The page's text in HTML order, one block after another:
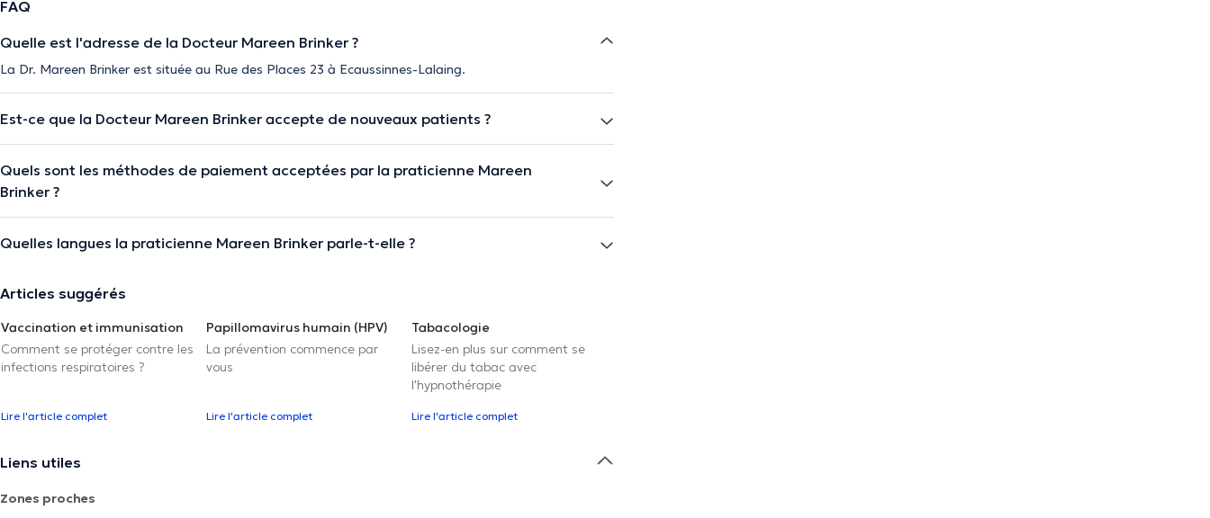
FAQ
Quelle est l'adresse de la Docteur Mareen Brinker ?
La Dr. Mareen Brinker est située au Rue des Places 23 à Ecaussinnes-Lalaing.
Est-ce que la Docteur Mareen Brinker accepte de nouveaux patients ?
Quels sont les méthodes de paiement acceptées par la praticienne Mareen
Brinker ?
Quelles langues la praticienne Mareen Brinker parle-t-elle ?
Articles suggérés
Vaccination et immunisation
Comment se protéger contre les
infections respiratoires ?
Lire l'article complet
Papillomavirus humain (HPV)
La prévention commence par
vous
Lire l'article complet
Tabacologie
Lisez-en plus sur comment se
libérer du tabac avec
l'hypnothérapie
Lire l'article complet
Liens utiles
Zones proches